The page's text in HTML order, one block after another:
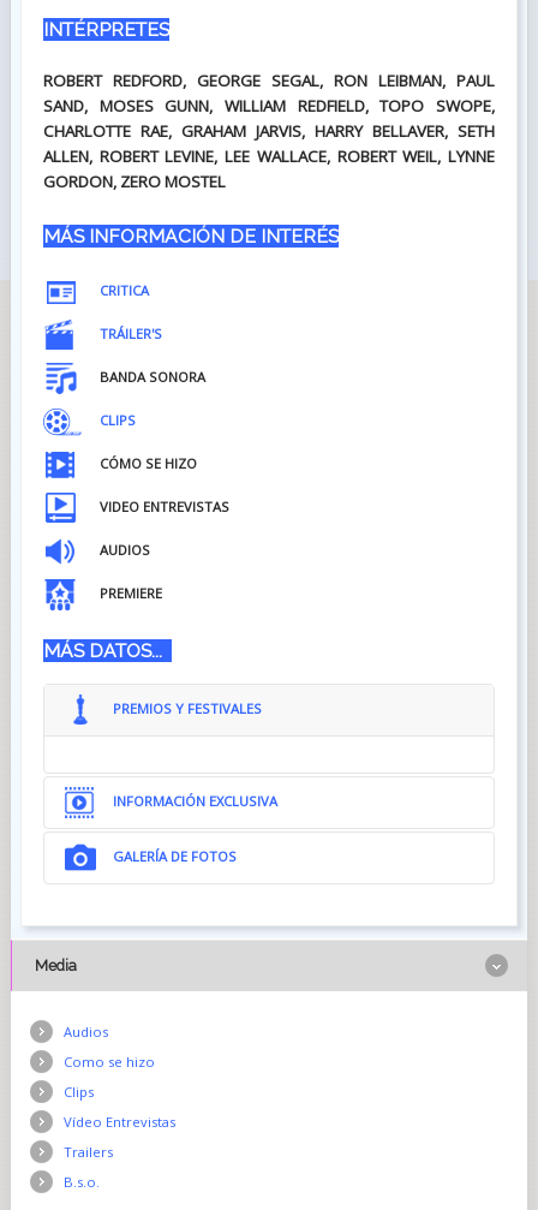
INTÉRPRETES
ROBERT REDFORD, GEORGE SEGAL, RON LEIBMAN, PAUL
SAND, MOSES GUNN, WILLIAM REDFIELD, TOPO SWOPE,
CHARLOTTE RAE, GRAHAM JARVIS, HARRY BELLAVER, SETH
ALLEN, ROBERT LEVINE, LEE WALLACE, ROBERT WEIL, LYNNE
GORDON, ZERO MOSTEL
MÁS INFORMACIÓN DE INTERÉS
CRITICA
TRÁILER'S
BANDA SONORA
CLIPS
CÓMO SE HIZO
VIDEO ENTREVISTAS
AUDIOS
PREMIERE
MÁS DATOS...
PREMIOS Y FESTIVALES
INFORMACIÓN EXCLUSIVA
GALERÍA DE FOTOS
Media
Audios
Como se hizo
Clips
Vídeo Entrevistas
Trailers
B.s.o.